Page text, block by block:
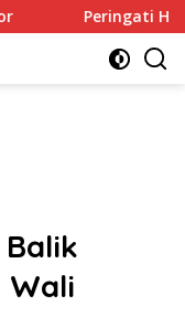
Peringati HUT Ke-
Wali